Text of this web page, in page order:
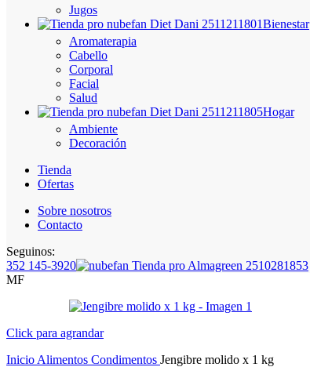
Jugos
Bienestar
Aromaterapia
Cabello
Corporal
Facial
Salud
Hogar
Ambiente
Decoración
Tienda
Ofertas
Sobre nosotros
Contacto
Seguinos:
352 145-3920
MF
Click para agrandar
Inicio Alimentos Condimentos Jengibre molido x 1 kg